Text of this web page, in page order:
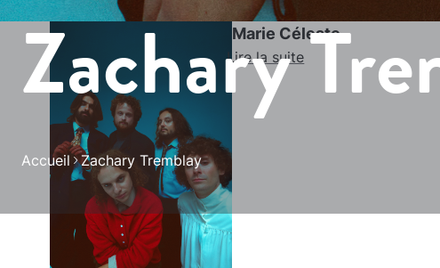
Zachary
Accueil Zachary Tremblay
Marie Céleste
Lire la suite